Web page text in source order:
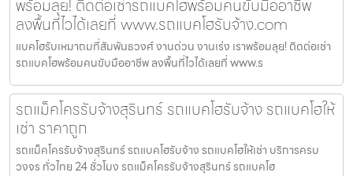
พร้อมลุย! ติดต่อเช่ารถแบคโฮพร้อมคนขับมืออาชีพ
ลงพื้นที่ไวได้เลยที่ www.รถแบคโฮรับจ้าง.com
แบคโฮรับเหมาถมที่สัมพันธวงศ์ งานด่วน งานเร่ง เราพร้อมลุย! ติดต่อเช่า
รถแบคโฮพร้อมคนขับมืออาชีพ ลงพื้นที่ไวได้เลยที่ www.ร
รถแม็คโครรับจ้างสุรินทร์ รถแบคโฮรับจ้าง รถแบคโฮให้
เช่า ราคาถูก
รถแม็คโครรับจ้างสุรินทร์ รถแบคโฮรับจ้าง รถแบคโฮให้เช่า บริการครบ
วงจร ทั่วไทย 24 ชั่วโมง รถแม็คโครรับจ้างสุรินทร์ รถแบคโฮ